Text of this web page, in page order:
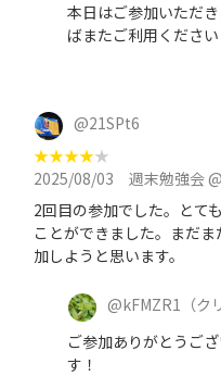
本日はご参加いただ
ばまたご利用ください
@21SPt6
★★★★★
2025/08/03
週末勉強会
2回目の参加でした。とて
ことができました。まだ
加しようと思います。
@kFMZR1 （ク
ご参加ありがとうご
す！